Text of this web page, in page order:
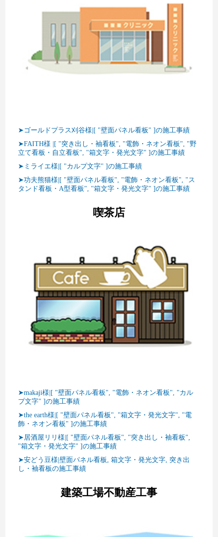
➤ゴールドプラス刈谷様|[ "壁面パネル看板" ]の施工事績
➤FAITH様 |[ "突き出し・袖看板", "電飾・ネオン看板", "野
立て看板・自立看板", "箱文字・発光文字" ]の施工事績
➤ミライエ様|[ "カルプ文字" ]の施工事績
➤功夫熊猫様|[ "壁面パネル看板", "電飾・ネオン看板", "ス
タンド看板・A型看板", "箱文字・発光文字" ]の施工事績
喫茶店
➤makaji様|[ "壁面パネル看板", "電飾・ネオン看板", "カル
プ文字" ]の施工事績
➤the earth様|[ "壁面パネル看板", "箱文字・発光文字", "電
飾・ネオン看板" ]の施工事績
➤居酒屋リリ様|[ "壁面パネル看板", "突き出し・袖看板",
"箱文字・発光文字" ]の施工事績
➤安どう豆様|壁面パネル看板, 箱文字・発光文字, 突き出
し・袖看板の施工事績
建築工場不動産工事